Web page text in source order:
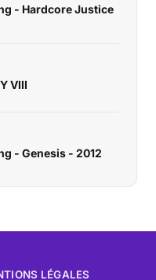
- Hardcore Justice
VIII
- Genesis - 2012
LÉGALES